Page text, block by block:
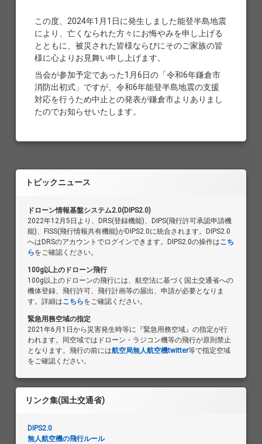
この度、2024年1月1日に発生しました能登半島地震
により、亡くなられた方々にお悔やみを申し上げる
とともに、被災された皆様ならびにそのご家族の皆
様に心よりお見舞い申し上げます。
当会が参加予定であった1月6日の「令和6年鎌倉市
消防出初式」ですが、令和6年能登半島地震の支援
対応を行うため中止との発表が鎌倉市よりありまし
たのでお知らせいたします。
トピックニュース
ドローン情報基盤システム2.0(DIPS2.0)
2022年12月5日より、DRS(登録機能)、DIPS(飛行許可承認申請機
能)、FISS(飛行情報共有機能)がDIPS2.0に統合されます。DIPS2.0
へはDRSのアカウントでログインできます。DIPS2.0の操作はこち
らをご確認ください。
100g以上のドローン飛行
100g以上のドローンの飛行には、航空法に基づく国土交通省への
機体登録、飛行許可、飛行計画等の届出、申請が必要となりま
す。詳細はこちらをご確認ください。
緊急用務空域の指定
2021年6月1日から災害発生時等に『緊急用務空域』の指定が行
われます。同空域ではドローン・ラジコン機等の飛行が原則禁止
となります。飛行の前には航空局無人航空機twitter等で指定空域
をご確認ください。
リンク集(国土交通省)
DIPS2.0
無人航空機の飛行ルール